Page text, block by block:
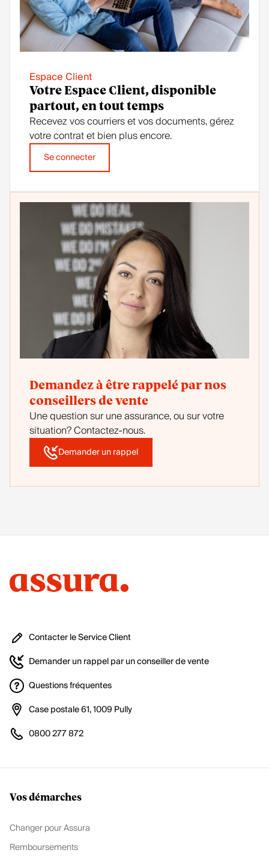
Espace Client
Votre Espace Client, disponible
partout, en tout temps
Recevez vos courriers et vos documents, gérez
votre contrat et bien plus encore.
Se connecter
Demandez à être rappelé par nos
conseillers de vente
Une question sur une assurance, ou sur votre
situation? Contactez-nous.
Demander un rappel
Contacter le Service Client
Demander un rappel par un conseiller de vente
Questions fréquentes
Case postale 61, 1009 Pully
0800 277 872
Vos démarches
Changer pour Assura
Remboursements